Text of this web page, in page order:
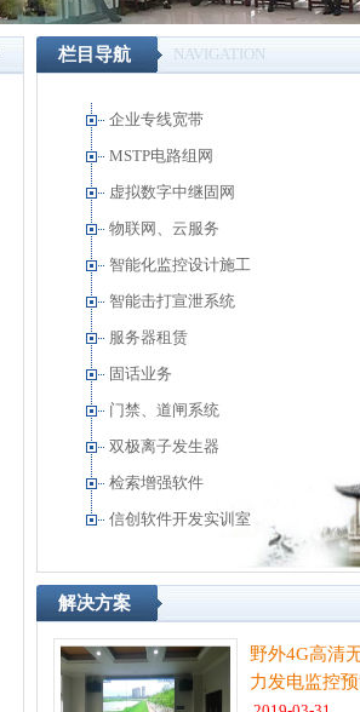
栏目导航 NAVIGATION
企业专线宽带
MSTP电路组网
虚拟数字中继固网
物联网、云服务
智能化监控设计施工
智能击打宣泄系统
服务器租赁
固话业务
门禁、道闸系统
双极离子发生器
检索增强软件
信创软件开发实训室
解决方案
野外4G高清
力发电监控